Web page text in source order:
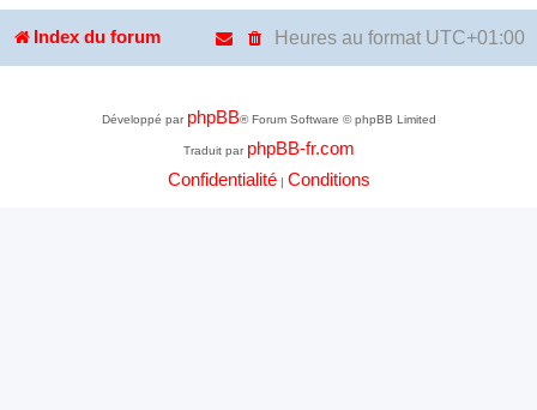
Index du forum Heures au format UTC+01:00
Développé par phpBB® Forum Software © phpBB Limited
Traduit par phpBB-fr.com
Confidentialité| Conditions